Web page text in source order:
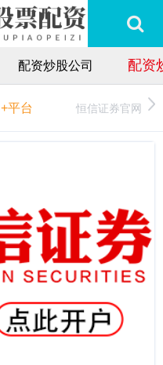
配资炒股公司 配资
+平台 恒信证券官网